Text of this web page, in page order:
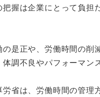
握は企業にとって負担
是正や、労働時間の削
調不良やパフォーマン
省は、労働時間の管理